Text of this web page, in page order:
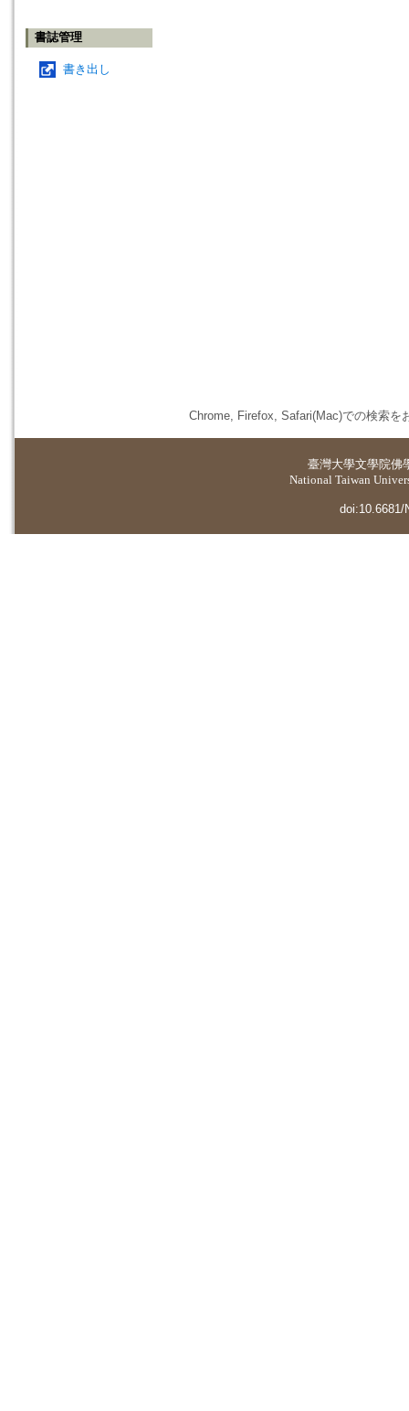
書誌管理
書き出し
Chrome, Firefox, Safari(Mac)での検索を
臺灣大學文學院佛
National Taiwan
doi:10.6681/